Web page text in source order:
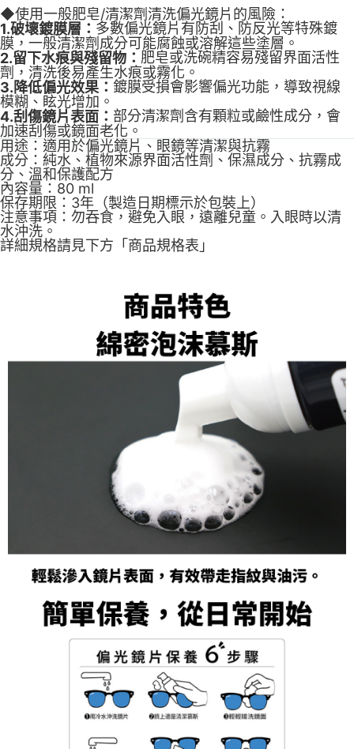
法說明評估內容。
【繳款方式說明】
1.分期款項不併入電信帳單，「大哥付你分期」於每月結算日後寄送繳費提
醒簡訊。
2.透過簡訊連結打開帳單後，可選擇「超商條碼／台灣大直營門市／銀行轉
帳／街口支付／iPASS MONEY」等通路繳費。
【注意事項】
1.本服務係由「台灣大哥大股份有限公司」（以下簡稱本公司）所提供，讓
用戶於交易時，得透過本服務購買商品或服務，並由商店將買賣／分期付款
買賣價金債權讓與本公司後，依約使用本公司帳單繳交帳款。
2.基於同意付款使用「大哥付你分期」之契約關係目的，商店將以您的個人
資料（包含姓名、電話或地址）提供予台灣大哥大進項蒐集、處理及利用，
由本公司與您本人進行分期帳單所需資料之確認、核對及更正。
3.完整用戶服務條款，請詳閱以下連結： https://oppay.tw/userRule
３．安心：先確認商品／服務後，再付款。
【「AFTEE先享後付」結帳流程】
１．於結帳方式選擇「AFTEE先享後付」後，將跳轉至「AFTEE先享後付」
結帳頁面，進行簡訊認證並確認金額後，即可完成結帳。
２．訂單成立數日內，您將收到繳費通知簡訊。
３．收到繳費通知簡訊後14天內，點擊此簡訊中的連結，可透過四大超商／
ATM／網路銀行／等多元方式進行付款，方視為交易完成。
※ 請注意：結帳手續完成當下不需立刻繳費，但若您需要取消訂單，請聯絡
購買商品的店家。未經商家同意取消之訂單仍視為有效，需透過AFTEE先享
後付繳納相關費用。
※ 交易是否成功請以「AFTEE先享後付 」之結帳頁面顯示為準，若有關於
是否繳費成功／繳費後需取消欲退款等相關疑問，請聯繫「AFTEE先享後付
客戶支援中心」https://netprotections.freshdesk.com/support/home
【注意事項】
１．透過由恩沛科技股份有限公司提供之「AFTEE先享後付」服務完成之交
易，需依本服務之必要範圍內提供個人資料，並將交易相關給付款項請求債
https://aftee.tw/terms/#terms3
３．未成年的使用者請事先徵得法定代理人或監護人之同意方可使用
４．使用「AFTEE先享後付」時，將依據個別帳號之用戶狀況，依本公司即
時審查核予不同之上限額度；若仍有額度不足之情形，本公司將視審查結果
５．嚴禁一人註冊多個帳號或使用他人資訊註冊。若發現惡意使用之情形，
恩沛科技股份有限公司將有權停止該用戶之使用額度並採取法律行動。
運送方式
全家取貨付款
每筆NT$60，滿NT$1,200(含以上)免運費
付款後全家取貨
每筆NT$60，滿NT$1,200(含以上)免運費
7-11取貨付款
每筆NT$60，滿NT$1,200(含以上)免運費
付款後7-11取貨
每筆NT$60，滿NT$1,200(含以上)免運費
一般宅配（門市自取請勿下單，請聯繫客服）
每筆NT$200，滿NT$2,000(含以上)免運費
貨到付款（門市自取請勿下單，請聯繫客服）
每筆NT$200，滿NT$3,000(含以上)免運費
◆使用一般肥皂/清潔劑清洗偏光鏡片的風險：
1.破壞鍍膜層： 多數偏光鏡片有防刮、防反光等特殊鍍
膜，一般清潔劑成分可能腐蝕或溶解這些塗層。
2.留下水痕與殘留物： 肥皂或洗碗精容易殘留界面活性
劑，清洗後易產生水痕或霧化。
3.降低偏光效果： 鍍膜受損會影響偏光功能，導致視線
模糊、眩光增加。
4.刮傷鏡片表面： 部分清潔劑含有顆粒或鹼性成分，會
加速刮傷或鏡面老化。
用途：適用於偏光鏡片、眼鏡等清潔與抗霧
成分：純水、植物來源界面活性劑、保濕成分、抗霧成
分、溫和保護配方
內容量：80 ml
保存期限：3年（製造日期標示於包裝上）
注意事項：勿吞食，避免入眼，遠離兒童。入眼時以清
水沖洗。
詳細規格請見下方「商品規格表」